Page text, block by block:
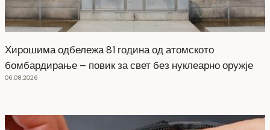
Хирошима одбележа 81 година од атомското
бомбардирање – повик за свет без нуклеарно оружје
06.08.2026